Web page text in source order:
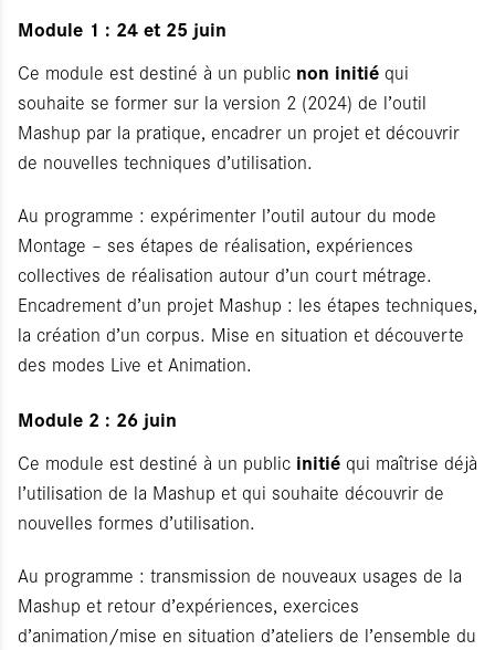
Module 1 : 24 et 25 juin
Ce module est destiné à un public non initié qui
souhaite se former sur la version 2 (2024) de l’outil
Mashup par la pratique, encadrer un projet et découvrir
de nouvelles techniques d’utilisation.
Au programme : expérimenter l’outil autour du mode
Montage – ses étapes de réalisation, expériences
collectives de réalisation autour d’un court métrage.
Encadrement d’un projet Mashup : les étapes techniques,
la création d’un corpus. Mise en situation et découverte
des modes Live et Animation.
Module 2 : 26 juin
Ce module est destiné à un public initié qui maîtrise déjà
l’utilisation de la Mashup et qui souhaite découvrir de
nouvelles formes d’utilisation.
Au programme : transmission de nouveaux usages de la
Mashup et retour d’expériences, exercices
d’animation/mise en situation d’ateliers de l’ensemble du